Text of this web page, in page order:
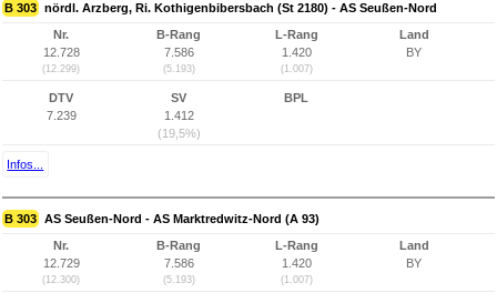
B 303 nördl. Arzberg, Ri. Kothigenbibersbach (St 2180) - AS Seußen-Nord
Nr.
12.728
(12.299)
B-Rang
7.586
(5.193)
L-Rang
1.420
(1.007)
Land
BY
DTV
7.239
SV
1.412
(19,5%)
BPL
Infos...
B 303 AS Seußen-Nord - AS Marktredwitz-Nord (A 93)
Nr.
12.729
(12.300)
B-Rang
7.586
(5.193)
L-Rang
1.420
(1.007)
Land
BY